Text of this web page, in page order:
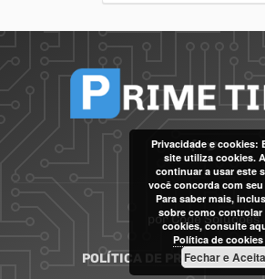
porCode Soluções
POLÍTICA DE PRIVACIDADE
Privacidade e cookies:
site utiliza cookies.
continuar a usar este
você concorda com
Para saber mais,
sobre como controlar
cookies, consulte
Política de cookies
Fechar e